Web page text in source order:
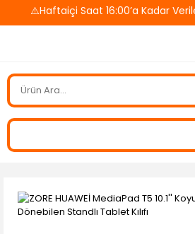
⚠️Haftaiçi Saat 16:00’a Kadar